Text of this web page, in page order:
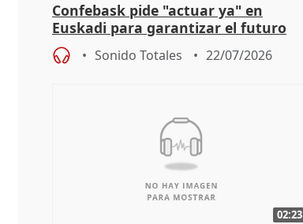
Confebask pide "actuar ya" en
Euskadi para garantizar el futuro
con un pacto de país
Sonido Totales 22/07/2026
02:23